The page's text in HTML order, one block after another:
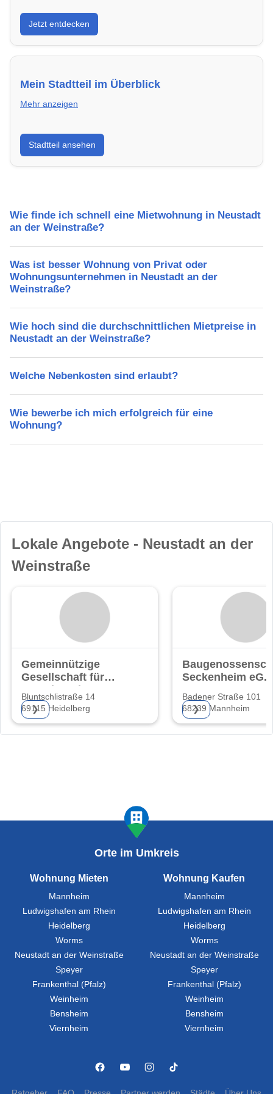
Entdecke Neubauprojekte in Neustadt an der
Weinstraße – modern, energieeffizient und sofort
bezugsfertig.
Jetzt entdecken
Mein Stadtteil im Überblick
Mehr anzeigen
Erfahre mehr über deinen Stadtteil in Neustadt an der
Weinstraße: Lebensqualität, Verkehrsanbindung,
Stadtteil ansehen
Wie finde ich schnell eine Mietwohnung in Neustadt
an der Weinstraße?
Was ist besser Wohnung von Privat oder
Wohnungsunternehmen in Neustadt an der
Weinstraße?
Wie hoch sind die durchschnittlichen Mietpreise in
Neustadt an der Weinstraße?
Welche Nebenkosten sind erlaubt?
Wie bewerbe ich mich erfolgreich für eine
Wohnung?
Lokale Angebote - Neustadt an der
Weinstraße
Gemeinnützige
Gesellschaft für
Grund- und
Bluntschlistraße 14
69115 Heidelberg
❯
Seckenheim eG.
Badener Straße 101
68239 Mannheim
❯
Orte im Umkreis
Wohnung Mieten
Mannheim
Ludwigshafen am Rhein
Heidelberg
Worms
Neustadt an der Weinstraße
Speyer
Frankenthal (Pfalz)
Weinheim
Bensheim
Viernheim
Wohnung Kaufen
Mannheim
Ludwigshafen am Rhein
Heidelberg
Worms
Neustadt an der Weinstraße
Speyer
Frankenthal (Pfalz)
Weinheim
Bensheim
Viernheim